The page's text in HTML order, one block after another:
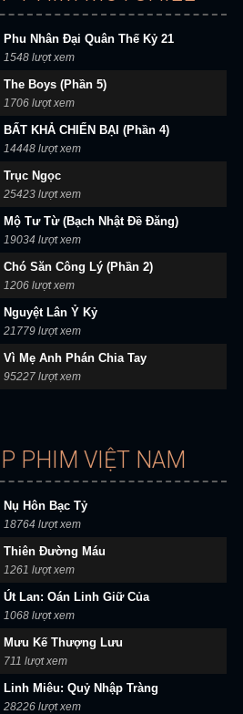
Phu Nhân Đại Quân Thế Kỷ 21
1548 lượt xem
The Boys (Phần 5)
1706 lượt xem
BẤT KHẢ CHIẾN BẠI (Phần 4)
14448 lượt xem
Trục Ngọc
25423 lượt xem
Mộ Tư Từ (Bạch Nhật Đề Đăng)
19034 lượt xem
Chó Săn Công Lý (Phần 2)
1206 lượt xem
Nguyệt Lân Ỷ Kỷ
21779 lượt xem
Vì Mẹ Anh Phán Chia Tay
95227 lượt xem
PHIM VIỆT NAM
Nụ Hôn Bạc Tỷ
18764 lượt xem
Thiên Đường Máu
1261 lượt xem
Út Lan: Oán Linh Giữ Của
1068 lượt xem
Mưu Kế Thượng Lưu
711 lượt xem
Linh Miêu: Quỷ Nhập Tràng
28226 lượt xem